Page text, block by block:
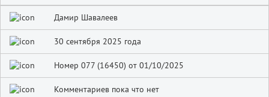
Дамир Шавалеев
30 сентября 2025 года
Номер 077 (16450) от 01/10/2025
Комментариев пока что нет